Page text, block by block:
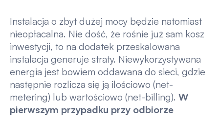
Instalacja o zbyt dużej mocy będzie natomiast
nieopłacalna. Nie dość, że rośnie już sam kosz
inwestycji, to na dodatek przeskalowana
instalacja generuje straty. Niewykorzystywana
energia jest bowiem oddawana do sieci, gdzie
następnie rozlicza się ją ilościowo (net-
metering) lub wartościowo (net-billing). W
pierwszym przypadku przy odbiorze